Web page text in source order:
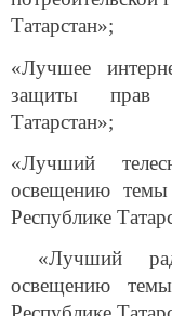
Татарстан»;
защиты прав
Татарстан»;
освещению
Республике
освещению
Республике